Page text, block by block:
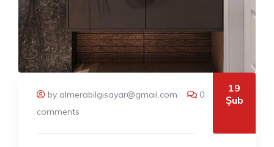
by almerabilgisayar@gmail.com
0
comments
19
Şub